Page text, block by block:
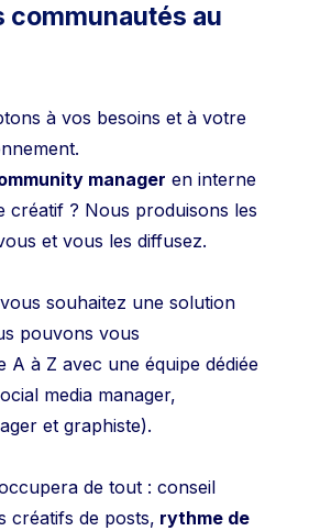
communautés au
à vos besoins et à votre
manager en interne
créatif ? Nous produisons les
et vous les diffusez.
souhaitez une solution
pouvons vous
A à Z avec une équipe dédiée
media manager,
et graphiste).
de tout : conseil
créatifs de posts, rythme de